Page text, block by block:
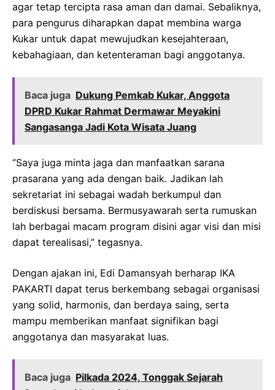
agar tetap tercipta rasa aman dan damai. Sebaliknya,
para pengurus diharapkan dapat membina warga
Kukar untuk dapat mewujudkan kesejahteraan,
kebahagiaan, dan ketenteraman bagi anggotanya.
Baca juga Dukung Pemkab Kukar, Anggota
DPRD Kukar Rahmat Dermawar Meyakini
Sangasanga Jadi Kota Wisata Juang
“Saya juga minta jaga dan manfaatkan sarana
prasarana yang ada dengan baik. Jadikan lah
sekretariat ini sebagai wadah berkumpul dan
berdiskusi bersama. Bermusyawarah serta rumuskan
lah berbagai macam program disini agar visi dan misi
dapat terealisasi,” tegasnya.
Dengan ajakan ini, Edi Damansyah berharap IKA
PAKARTI dapat terus berkembang sebagai organisasi
yang solid, harmonis, dan berdaya saing, serta
mampu memberikan manfaat signifikan bagi
anggotanya dan masyarakat luas.
Baca juga Pilkada 2024, Tonggak Sejarah